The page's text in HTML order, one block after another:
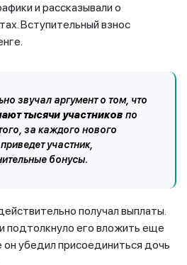
и рассказывали о
Вступительный взнос
звучал аргумент о том, что
тысячи участников по
за каждого нового
участник,
бонусы.
получал выплаты.
подтолкнуло его вложить еще
убедил присоединиться дочь